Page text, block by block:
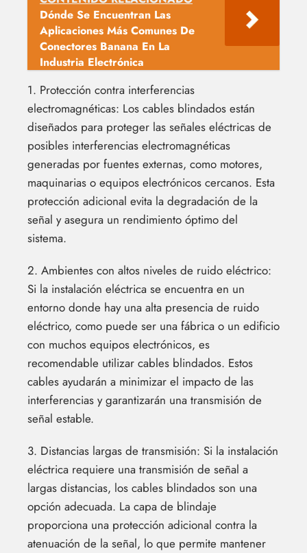
Dónde Se Encuentran Las
Aplicaciones Más Comunes De
Conectores Banana En La
Industria Electrónica
1. Protección contra interferencias
electromagnéticas: Los cables blindados están
diseñados para proteger las señales eléctricas de
posibles interferencias electromagnéticas
generadas por fuentes externas, como motores,
maquinarias o equipos electrónicos cercanos. Esta
protección adicional evita la degradación de la
señal y asegura un rendimiento óptimo del
sistema.
2. Ambientes con altos niveles de ruido eléctrico:
Si la instalación eléctrica se encuentra en un
entorno donde hay una alta presencia de ruido
eléctrico, como puede ser una fábrica o un edificio
con muchos equipos electrónicos, es
recomendable utilizar cables blindados. Estos
cables ayudarán a minimizar el impacto de las
interferencias y garantizarán una transmisión de
señal estable.
3. Distancias largas de transmisión: Si la instalación
eléctrica requiere una transmisión de señal a
largas distancias, los cables blindados son una
opción adecuada. La capa de blindaje
proporciona una protección adicional contra la
atenuación de la señal, lo que permite mantener